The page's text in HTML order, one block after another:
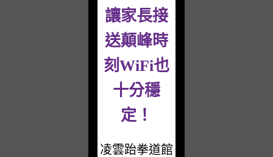
讓家長接
送顛峰時
刻WiFi也
十分穩
定！
凌雲跆拳道館